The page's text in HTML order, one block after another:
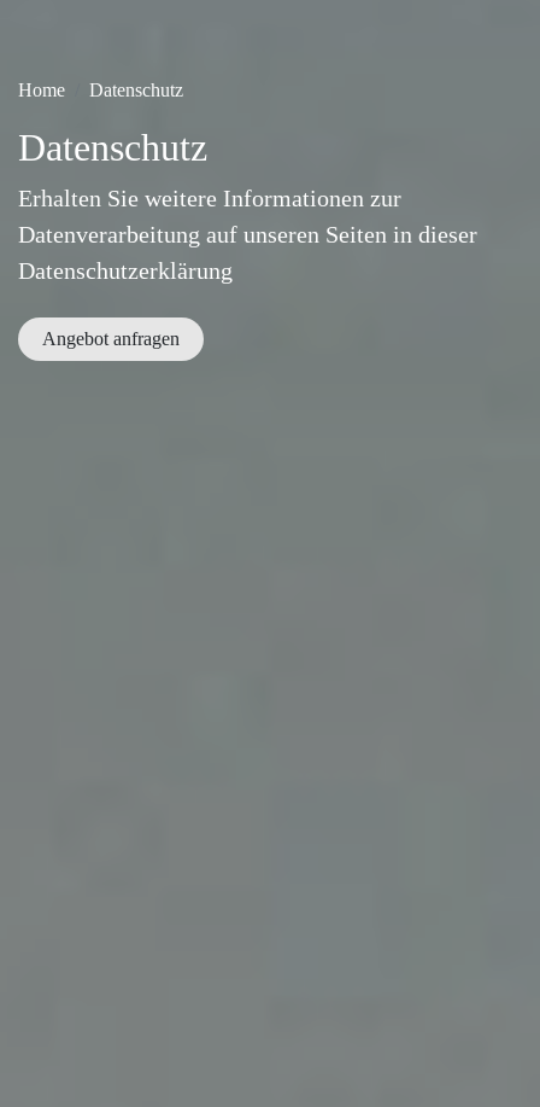
Home Datenschutz
Datenschutz
Erhalten Sie weitere Informationen zur
Datenverarbeitung auf unseren Seiten in dieser
Datenschutzerklärung
Angebot anfragen